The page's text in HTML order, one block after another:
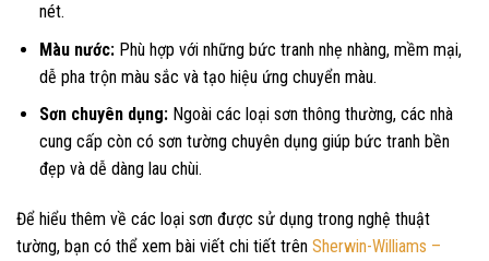
nét.
Màu nước:Phù hợp với những bức tranh nhẹ nhàng, mềm mại,
dễ pha trộn màu sắc và tạo hiệu ứng chuyển màu.
Sơn chuyên dụng:Ngoài các loại sơn thông thường, các nhà
cung cấp còn có sơn tường chuyên dụng giúp bức tranh bền
đẹp và dễ dàng lau chùi.
Để hiểu thêm về các loại sơn được sử dụng trong nghệ thuật
tường, bạn có thể xem bài viết chi tiết trên Sherwin-Williams –